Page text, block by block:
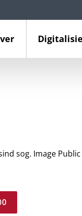
sog. Image Public